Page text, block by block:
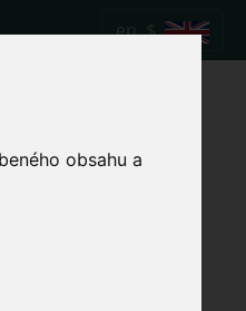
obsahu a
en $